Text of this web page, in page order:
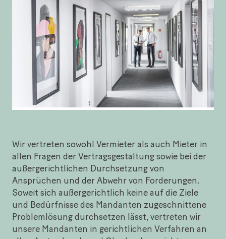
Wir vertreten sowohl Vermieter als auch Mieter in
allen Fragen der Vertragsgestaltung sowie bei der
außergerichtlichen Durchsetzung von
Ansprüchen und der Abwehr von Forderungen.
Soweit sich außergerichtlich keine auf die Ziele
und Bedürfnisse des Mandanten zugeschnittene
Problemlösung durchsetzen lässt, vertreten wir
unsere Mandanten in gerichtlichen Verfahren an